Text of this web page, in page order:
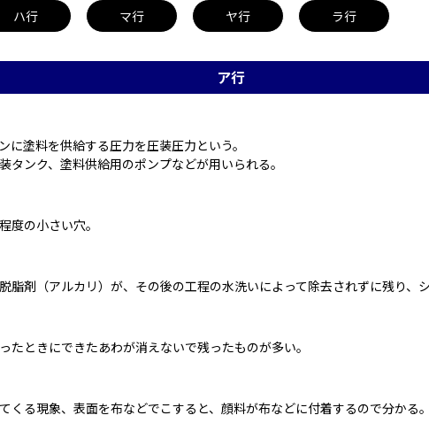
ハ行 マ行 ヤ行 ラ行
ア行
塗料を供給する圧力を圧装圧力という。
ンク、塗料供給用のポンプなどが用いられる。
度の小さい穴。
脂剤（アルカリ）が、その後の工程の水洗いによって除去されずに残り、
たときにできたあわが消えないで残ったものが多い。
くる現象、表面を布などでこすると、顔料が布などに付着するので分かる。